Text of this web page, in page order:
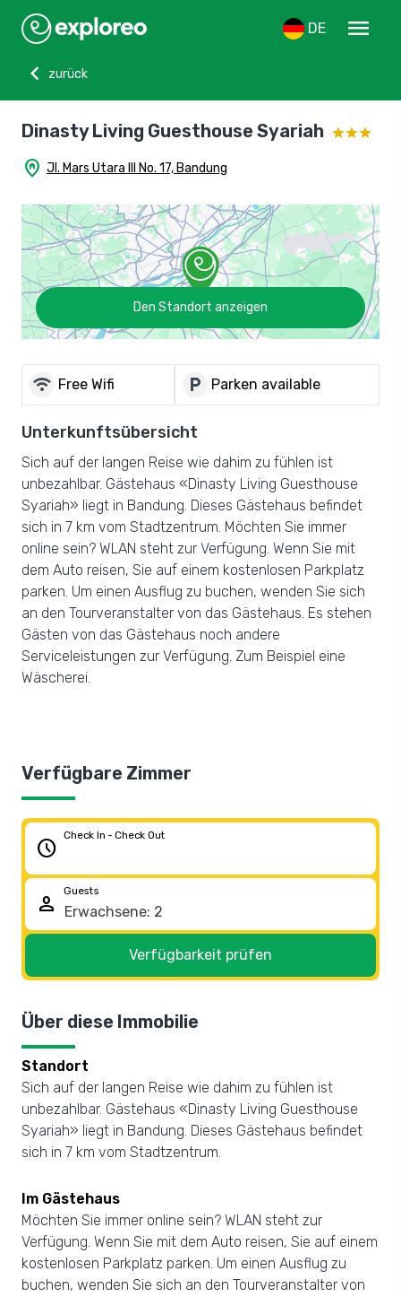
DE
menu
chevron_left
zurück
Dinasty Living Guesthouse Syariah
home_pin Jl. Mars Utara III No. 17, Bandung
Den Standort anzeigen
wifi Free Wifi local_parking Parken available
Unterkunftsübersicht
Sich auf der langen Reise wie dahim zu fühlen ist
unbezahlbar. Gästehaus «Dinasty Living Guesthouse
Syariah» liegt in Bandung. Dieses Gästehaus befindet
sich in 7 km vom Stadtzentrum. Möchten Sie immer
online sein? WLAN steht zur Verfügung. Wenn Sie mit
dem Auto reisen, Sie auf einem kostenlosen Parkplatz
parken. Um einen Ausflug zu buchen, wenden Sie sich
an den Tourveranstalter von das Gästehaus. Es stehen
Gästen von das Gästehaus noch andere
Serviceleistungen zur Verfügung. Zum Beispiel eine
Wäscherei.
Verfügbare Zimmer
schedule
Check In - Check Out
person
Guests
Verfügbarkeit prüfen
Über diese Immobilie
Standort
Sich auf der langen Reise wie dahim zu fühlen ist
unbezahlbar. Gästehaus «Dinasty Living Guesthouse
Syariah» liegt in Bandung. Dieses Gästehaus befindet
sich in 7 km vom Stadtzentrum.
Im Gästehaus
Möchten Sie immer online sein? WLAN steht zur
Verfügung. Wenn Sie mit dem Auto reisen, Sie auf einem
kostenlosen Parkplatz parken. Um einen Ausflug zu
buchen, wenden Sie sich an den Tourveranstalter von